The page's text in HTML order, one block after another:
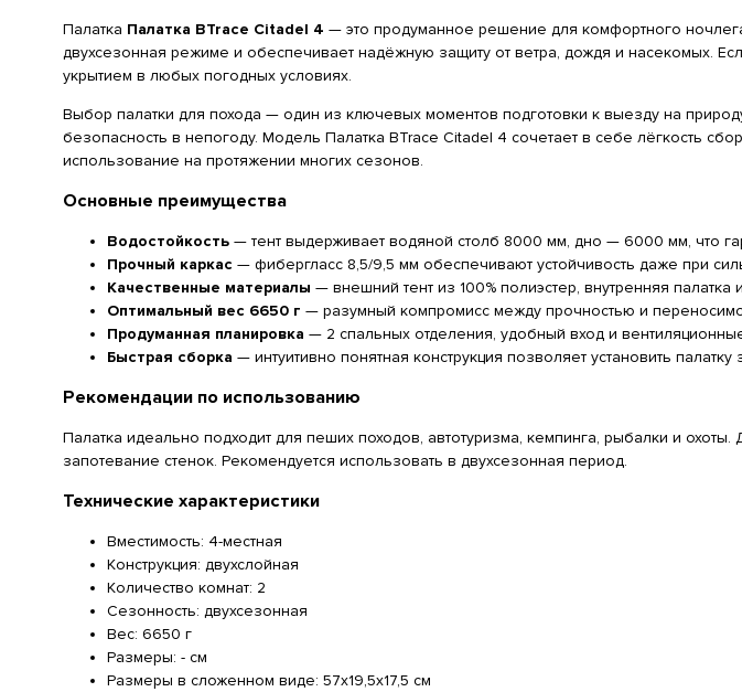
Палатка Палатка BTrace Citadel 4 — это продуманное решение для комфортного
двухсезонная режиме и обеспечивает надёжную защиту от ветра, дождя и насекомых.
укрытием в любых погодных условиях.
Выбор палатки для похода — один из ключевых моментов подготовки к выезду на
безопасность в непогоду. Модель Палатка BTrace Citadel 4 сочетает в себе лёгкость
использование на протяжении многих сезонов.
Основные преимущества
Водостойкость — тент выдерживает водяной столб 8000 мм, дно — 6000 мм, что
Прочный каркас — фибергласс 8,5/9,5 мм обеспечивают устойчивость даже при
Качественные материалы — внешний тент из 100% полиэстер, внутренняя палатка
Оптимальный вес 6650 г — разумный компромисс между прочностью и
Продуманная планировка — 2 спальных отделения, удобный вход и
Быстрая сборка — интуитивно понятная конструкция позволяет установить палатку
Рекомендации по использованию
Палатка идеально подходит для пеших походов, автотуризма, кемпинга, рыбалки и
запотевание стенок. Рекомендуется использовать в двухсезонная период.
Технические характеристики
Вместимость: 4-местная
Конструкция: двухслойная
Количество комнат: 2
Сезонность: двухсезонная
Вес: 6650 г
Размеры: - см
Размеры в сложенном виде: 57х19,5х17,5 см